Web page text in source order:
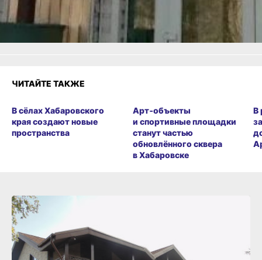
Злость
Разочарование
ЧИТАЙТЕ ТАКЖЕ
В сёлах Хабаровского
края создают новые
пространства
Арт‑объекты
и спортивные площадки
станут частью
обновлённого сквера
в Хабаровске
В